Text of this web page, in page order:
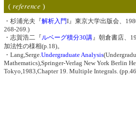
( reference )
・杉浦光夫『解析入門I』東京大学出版会、
268-269.)
・志賀浩二『 ルベーグ積分30講 』朝倉書店、
加法性の様相(p.18)。
・Lang,Serge. Undergraduate Analysis
Mathematics),Springer-Verlag New York Berlin
Tokyo,1983,Chapter 19. Multiple Integrals.